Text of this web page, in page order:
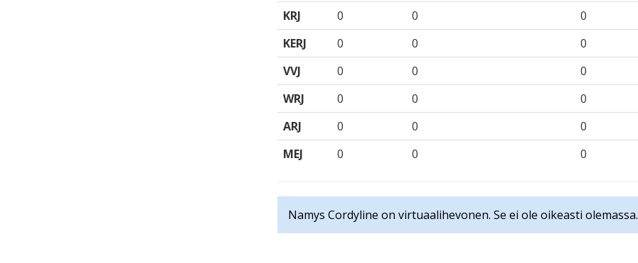
KRJ
0 0 0
KERJ
0 0 0
VVJ
0 0 0
WRJ
0 0 0
ARJ
0 0 0
MEJ
0 0 0
Namys Cordyline on virtuaalihevonen. Se ei ole oikeasti olemassa.